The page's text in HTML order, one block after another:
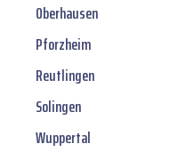
Oberhausen
Pforzheim
Reutlingen
Solingen
Wuppertal